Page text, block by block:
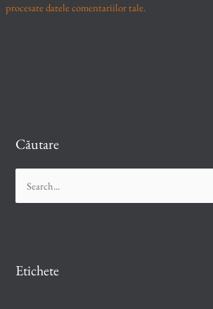
procesate datele comentariilor tale.
Căutare
e
h
Etichete